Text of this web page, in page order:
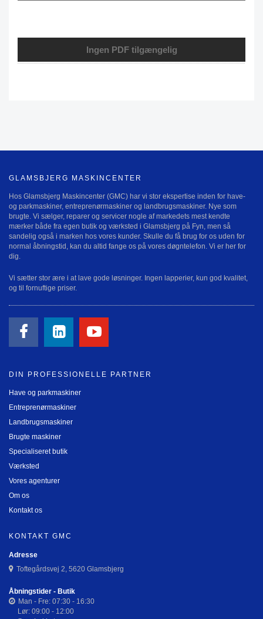
Ingen PDF tilgængelig
GLAMSBJERG MASKINCENTER
Hos Glamsbjerg Maskincenter (GMC) har vi stor ekspertise inden for have-
og parkmaskiner, entreprenørmaskiner og landbrugsmaskiner. Nye som
brugte. Vi sælger, reparer og servicer nogle af markedets mest kendte
mærker både fra egen butik og værksted i Glamsbjerg på Fyn, men så
sandelig også i marken hos vores kunder. Skulle du få brug for os uden for
normal åbningstid, kan du altid fange os på vores døgntelefon. Vi er her for
dig.
Vi sætter stor ære i at lave gode løsninger. Ingen lapperier, kun god kvalitet,
og til fornuftige priser.
DIN PROFESSIONELLE PARTNER
Have og parkmaskiner
Entreprenørmaskiner
Landbrugsmaskiner
Brugte maskiner
Specialiseret butik
Værksted
Vores agenturer
Om os
Kontakt os
KONTAKT GMC
Adresse
Toftegårdsvej 2, 5620 Glamsbjerg
Åbningstider - Butik
Man - Fre: 07:30 - 16:30
Lør: 09:00 - 12:00